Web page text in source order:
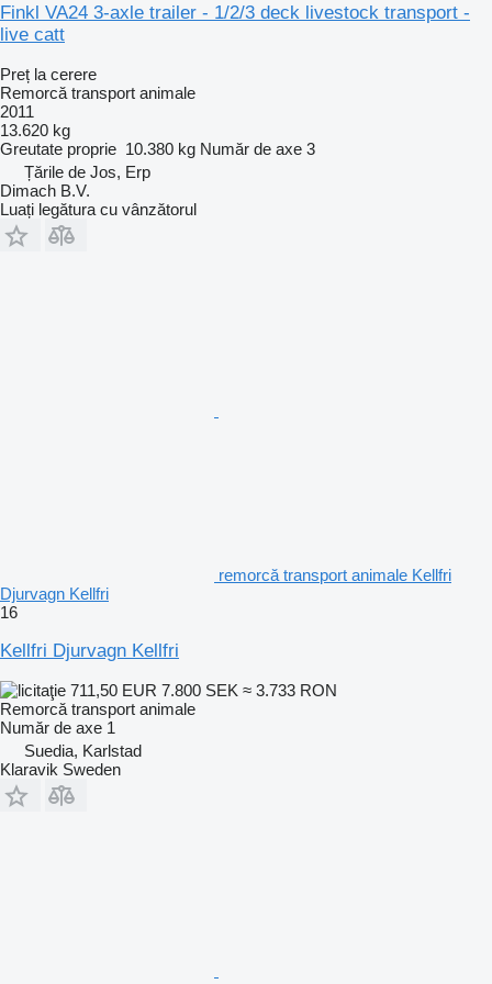
Finkl VA24 3-axle trailer - 1/2/3 deck livestock transport -
live catt
Preț la cerere
Remorcă transport animale
2011
13.620 kg
Greutate proprie 10.380 kg Număr de axe 3
Țările de Jos, Erp
Dimach B.V.
Luați legătura cu vânzătorul
remorcă transport animale Kellfri
Djurvagn Kellfri
16
Kellfri Djurvagn Kellfri
711,50 EUR 7.800 SEK ≈ 3.733 RON
Remorcă transport animale
Număr de axe 1
Suedia, Karlstad
Klaravik Sweden